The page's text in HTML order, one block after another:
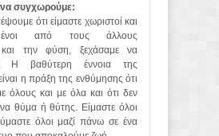
συγχωρούμε:
ότι είμαστε χωριστοί και
από τους άλλους
την φύση, ξεχάσαμε να
Η βαθύτερη έννοια της
η πράξη της ενθύμησης ότι
όλους και με όλα και ότι δεν
θύμα ή θύτης. Είμαστε όλοι
όλοι μαζί πάνω σε ένα